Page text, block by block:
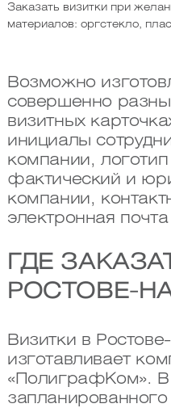
Заказать визитки при
материалов: оргстекло,
Возможно
совершенно
визитных
инициалы
компании,
фактический и
компании,
электронная
ГДЕ
РОСТОВЕ-
Визитки в
изготавливает
«ПолиграфКом». В